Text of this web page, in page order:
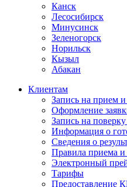
Канск
Лесосибирск
Минусинск
Зеленогорск
Норильск
Кызыл
Абакан
Клиентам
Запись на прием
Оформление
Запись на
Информация о
Сведения о
Правила приема
Электронный
Тарифы
Предоставление